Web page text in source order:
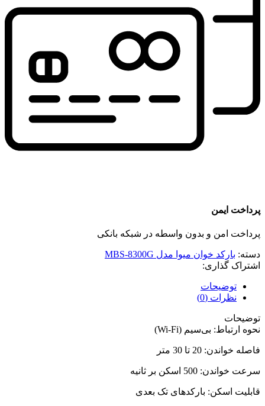
پرداخت ایمن
پرداخت امن و بدون واسطه در شبکه بانکی
دسته: بارکد خوان میوا مدل MBS-8300G
اشتراک گذاری:
توضیحات
نظرات (0)
توضیحات
نحوه ارتباط: بی‌سیم (Wi-Fi)
فاصله خواندن: 20 تا 30 متر
سرعت خواندن: 500 اسکن بر ثانیه
قابلیت اسکن: بارکدهای تک بعدی